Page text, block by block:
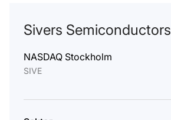
Sivers Semiconductors
NASDAQ Stockholm
SIVE